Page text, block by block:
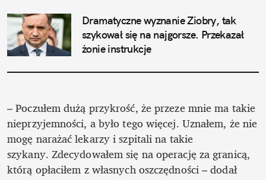
Dramatyczne wyznanie Ziobry, tak
szykował się na najgorsze. Przekazał
żonie instrukcje
– Poczułem dużą przykrość, że przeze mnie ma takie
nieprzyjemności, a było tego więcej. Uznałem, że nie
mogę narażać lekarzy i szpitali na takie
szykany. Zdecydowałem się na operację za granicą,
którą opłaciłem z własnych oszczędności – dodał